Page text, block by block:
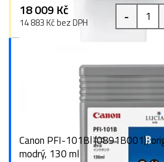
18 009 Kč
14 883 Kč bez DPH -
Canon PFI-101Bl (0891B001),
modrý, 130 ml